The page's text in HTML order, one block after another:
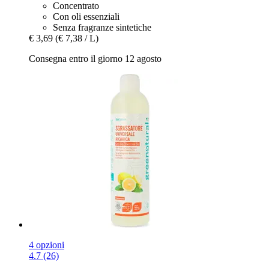
Concentrato
Con oli essenziali
Senza fragranze sintetiche
€ 3,69 (€ 7,38 / L)
Consegna entro il giorno 12 agosto
4 opzioni
4.7 (26)